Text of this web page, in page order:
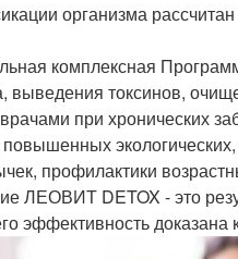
организма
комплексная
выведения токсинов,
при хронических
профилактики
ЛЕОВИТ DETOX - это
эффективность